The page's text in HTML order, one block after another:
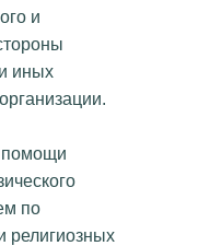
и
иных
помощи
по
религиозных